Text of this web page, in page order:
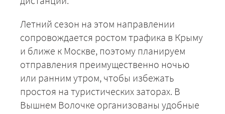
Летний сезон на этом направлении
сопровождается ростом трафика в Крыму
и ближе к Москве, поэтому планируем
отправления преимущественно ночью
или ранним утром, чтобы избежать
простоя на туристических заторах. В
Вышнем Волочке организованы удобные
+7 (499) 520-05-23